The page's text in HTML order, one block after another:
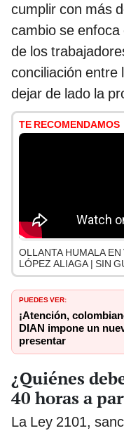
cumplir con más
cambio se
de los
conciliación entre
dejar de lado la
TE RECOMENDAMOS
OLLANTA HUMALA
LÓPEZ ALIAGA | SIN
PUEDES VER:
¡Atención,
DIAN impone un
presentar
¿Quiénes
40 horas a
La Ley 2101,